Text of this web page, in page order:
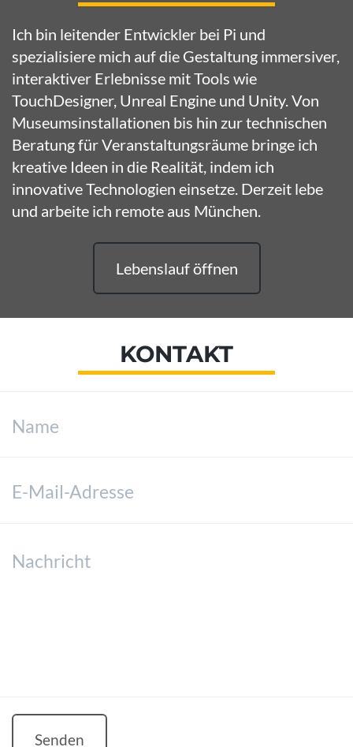
Ich bin leitender Entwickler bei Pi und
spezialisiere mich auf die Gestaltung immersiver,
interaktiver Erlebnisse mit Tools wie
TouchDesigner, Unreal Engine und Unity. Von
Museumsinstallationen bis hin zur technischen
Beratung für Veranstaltungsräume bringe ich
kreative Ideen in die Realität, indem ich
innovative Technologien einsetze. Derzeit lebe
und arbeite ich remote aus München.
Lebenslauf öffnen
KONTAKT
Senden